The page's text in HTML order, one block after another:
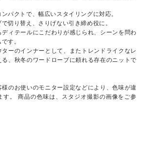
パクトで、幅広いスタイリングに対応。
切り替え、さりげない引き締め役に。
ィテールにこだわりが感じられ、シーンを問わ
す。
ーのインナーとして、またトレンドライクなレ
、秋冬のワードローブに頼れる存在のニットで
のお使いのモニター設定などにより、色味が違
す。 商品の色味は、スタジオ撮影の画像をご参